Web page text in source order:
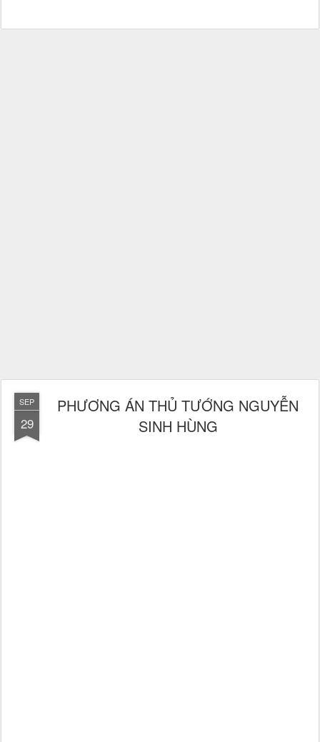
SEP
29
PHƯƠNG ÁN THỦ TƯỚNG NGUYỄN
SINH HÙNG